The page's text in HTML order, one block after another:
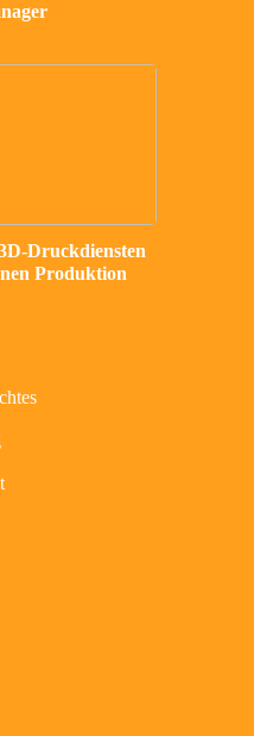
Druckdiensten
Produktion